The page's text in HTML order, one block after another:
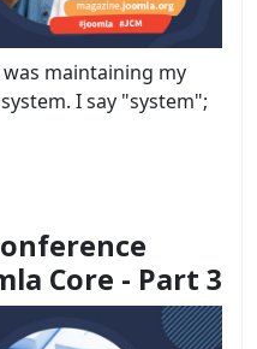
maintaining my
I say "system";
Core - Part 3